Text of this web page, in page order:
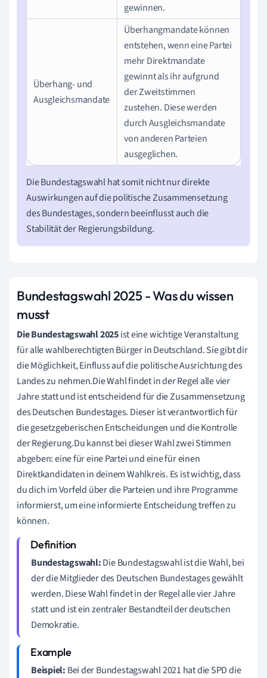
gewinnen.
Überhang- und
Ausgleichsmandate
Überhangmandate können
entstehen, wenn eine Partei
mehr Direktmandate
gewinnt als ihr aufgrund
der Zweitstimmen
zustehen. Diese werden
durch Ausgleichsmandate
von anderen Parteien
ausgeglichen.
Die Bundestagswahl hat somit nicht nur direkte
Auswirkungen auf die politische Zusammensetzung
des Bundestages, sondern beeinflusst auch die
Stabilität der Regierungsbildung.
Bundestagswahl 2025 - Was du wissen
musst
Die Bundestagswahl 2025ist eine wichtige Veranstaltung
für alle wahlberechtigten Bürger in Deutschland. Sie gibt dir
die Möglichkeit, Einfluss auf die politische Ausrichtung des
Landes zu nehmen.Die Wahl findet in der Regel alle vier
Jahre statt und ist entscheidend für die Zusammensetzung
des Deutschen Bundestages. Dieser ist verantwortlich für
die gesetzgeberischen Entscheidungen und die Kontrolle
der Regierung.Du kannst bei dieser Wahl zwei Stimmen
abgeben: eine für eine Partei und eine für einen
Direktkandidaten in deinem Wahlkreis. Es ist wichtig, dass
du dich im Vorfeld über die Parteien und ihre Programme
informierst, um eine informierte Entscheidung treffen zu
können.
Bundestagswahl:Die Bundestagswahl ist die Wahl, bei
der die Mitglieder des Deutschen Bundestages gewählt
werden. Diese Wahl findet in der Regel alle vier Jahre
statt und ist ein zentraler Bestandteil der deutschen
Demokratie.
Beispiel: Bei der Bundestagswahl 2021 hat die SPD die